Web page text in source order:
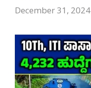
December 31, 2024